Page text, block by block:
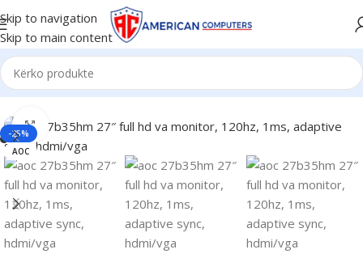
Skip to navigation
Skip to main content
Kreu/Monitor & TV
-25%
AOC
Click to enlarge